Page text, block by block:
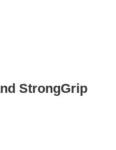
StrongGrip